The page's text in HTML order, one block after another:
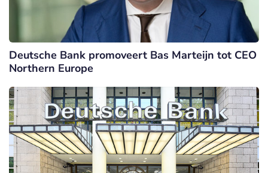
Deutsche Bank promoveert Bas Marteijn tot CEO
Northern Europe